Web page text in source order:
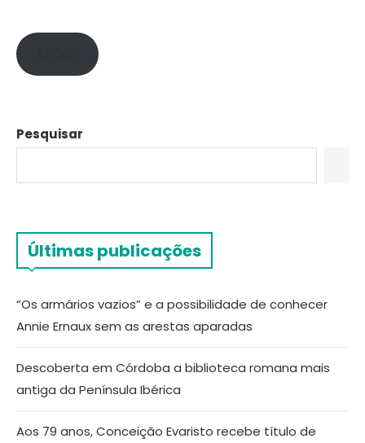
Pesquisar
Últimas publicações
“Os armários vazios” e a possibilidade de conhecer
Annie Ernaux sem as arestas aparadas
Descoberta em Córdoba a biblioteca romana mais
antiga da Península Ibérica
Aos 79 anos, Conceição Evaristo recebe título de